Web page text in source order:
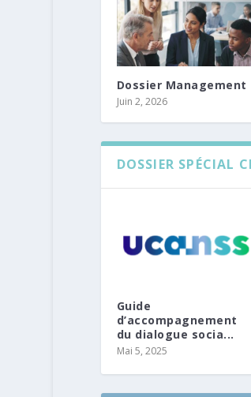
Dossier Management
Juin 2, 2026
DOSSIER SPÉCIAL
Guide
d’accompagnement
du dialogue socia...
Mai 5, 2025